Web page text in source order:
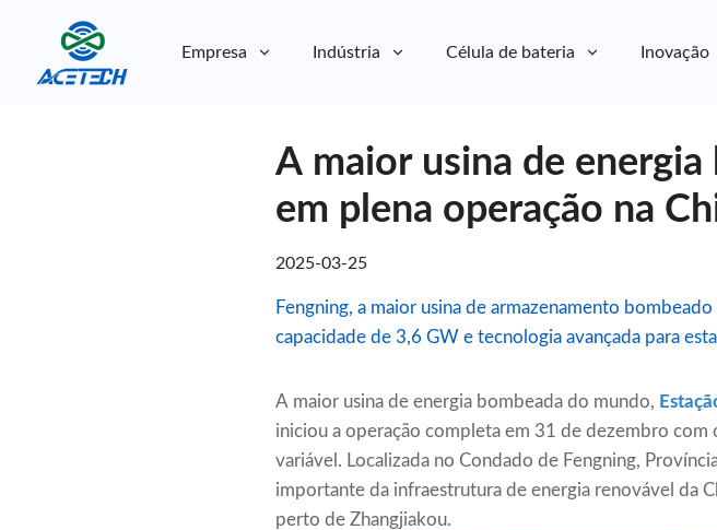
Empresa Indústria Célula de bateria Inovação
A maior usina de
em plena operação na
2025-03-25
Fengning, a maior usina de armazenamento
capacidade de 3,6 GW e tecnologia avançada para
A maior usina de energia bombeada do mundo,
iniciou a operação completa em 31 de dezembro
variável. Localizada no Condado de Fengning,
importante da infraestrutura de energia renovável da
perto de Zhangjiakou.